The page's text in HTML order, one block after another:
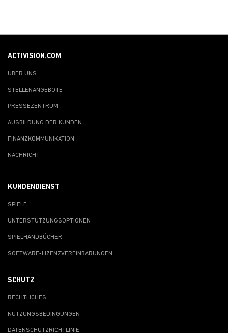
ACTIVISION.COM
ÜBER UNS
STELLENANGEBOTE
PRESSEZENTRUM
AUSBILDUNG DER KUNDEN
FINANZKOMMUNIKATION
NACHRICHT
KUNDENDIENST
SPIELE
UNTERSTÜTZUNGSOPTIONEN
SPIELHANDBÜCHER
SOFTWARE-LIZENZVEREINBARUNGEN
SCHUTZ
RECHTLICHES
NUTZUNGSBEDINGUNGEN
DATENSCHUTZRICHTLINIE